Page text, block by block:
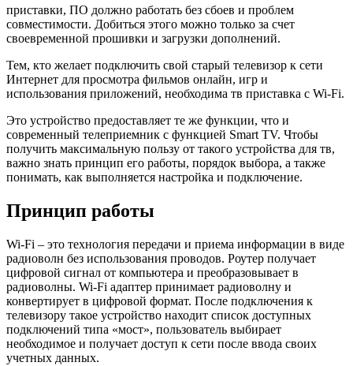
приставки, ПО должно работать без сбоев и проблем
совместимости. Добиться этого можно только за счет
своевременной прошивки и загрузки дополнений.
Тем, кто желает подключить свой старый телевизор к сети
Интернет для просмотра фильмов онлайн, игр и
использования приложений, необходима тв приставка с Wi-Fi.
Это устройство предоставляет те же функции, что и
современный телеприемник с функцией Smart TV. Чтобы
получить максимальную пользу от такого устройства для тв,
важно знать принцип его работы, порядок выбора, а также
понимать, как выполняется настройка и подключение.
Принцип работы
Wi-Fi – это технология передачи и приема информации в виде
радиоволн без использования проводов. Роутер получает
цифровой сигнал от компьютера и преобразовывает в
радиоволны. Wi-Fi адаптер принимает радиоволну и
конвертирует в цифровой формат. После подключения к
телевизору такое устройство находит список доступных
подключений типа «мост», пользователь выбирает
необходимое и получает доступ к сети после ввода своих
учетных данных.